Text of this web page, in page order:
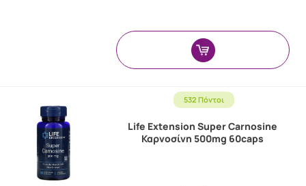
532 Πόντοι
Life Extension Super Carnosine
Καρνοσίνη 500mg 60caps